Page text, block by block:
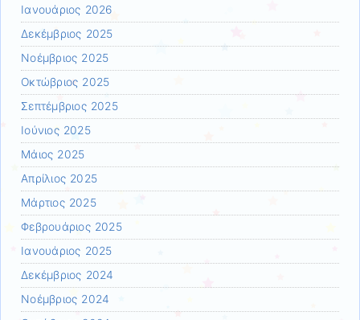
Ιανουάριος 2026
Δεκέμβριος 2025
Νοέμβριος 2025
Οκτώβριος 2025
Σεπτέμβριος 2025
Ιούνιος 2025
Μάιος 2025
Απρίλιος 2025
Μάρτιος 2025
Φεβρουάριος 2025
Ιανουάριος 2025
Δεκέμβριος 2024
Νοέμβριος 2024